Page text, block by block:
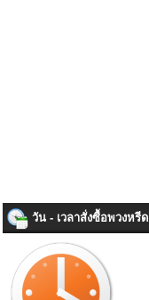
วัน - เวลาสั่งซื้อพวงหรีด